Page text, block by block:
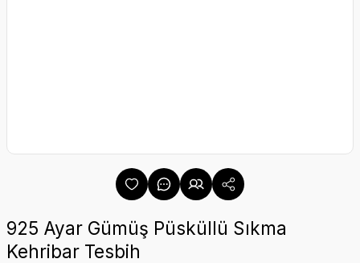
925 Ayar Gümüş Püsküllü Sıkma
Kehribar Tesbih